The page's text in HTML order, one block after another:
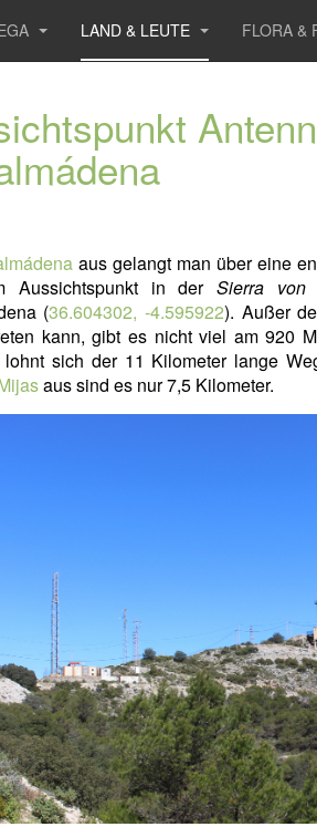
LAND & LEUTE FLORA &
aus gelangt man über eine
Aussichtspunkt in der Sierra von
(36.604302, -4.595922). Außer
kann, gibt es nicht viel am 920
lohnt sich der 11 Kilometer lange
aus sind es nur 7,5 Kilometer.